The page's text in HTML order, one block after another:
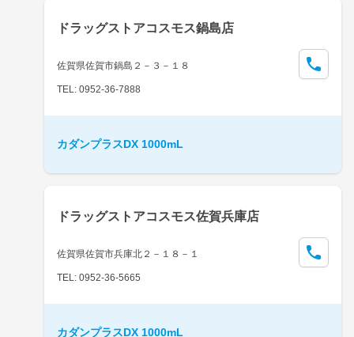
ドラッグストアコスモス鍋島店
佐賀県佐賀市鍋島２－３－１８
TEL: 0952-36-7888
カダンプラスDX 1000mL
ドラッグストアコスモス佐賀兵庫店
佐賀県佐賀市兵庫北２－１８－１
TEL: 0952-36-5665
カダンプラスDX 1000mL